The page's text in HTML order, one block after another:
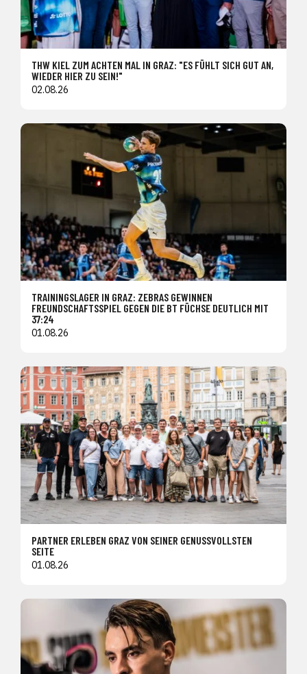
THW KIEL ZUM ACHTEN MAL IN GRAZ: "ES FÜHLT SICH GUT AN,
WIEDER HIER ZU SEIN!"
02.08.26
TRAININGSLAGER IN GRAZ: ZEBRAS GEWINNEN
FREUNDSCHAFTSSPIEL GEGEN DIE BT FÜCHSE DEUTLICH MIT
37:24
01.08.26
PARTNER ERLEBEN GRAZ VON SEINER GENUSSVOLLSTEN
SEITE
01.08.26